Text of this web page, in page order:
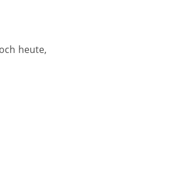
heute,